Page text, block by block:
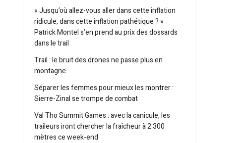
« Jusqu’où allez-vous aller dans cette inflation
ridicule, dans cette inflation pathétique ? »
Patrick Montel s’en prend au prix des dossards
dans le trail
Trail : le bruit des drones ne passe plus en
montagne
Séparer les femmes pour mieux les montrer :
Sierre-Zinal se trompe de combat
Val Tho Summit Games : avec la canicule, les
traileurs iront chercher la fraîcheur à 2 300
mètres ce week-end